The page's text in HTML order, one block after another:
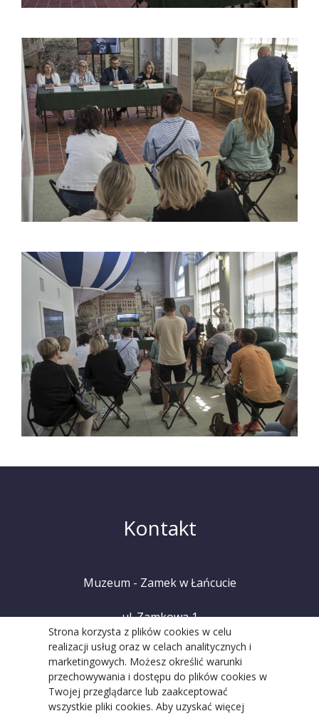
Strona korzysta z plików cookies w celu
realizacji usług oraz w celach analitycznych i
marketingowych. Możesz określić warunki
przechowywania i dostępu do plików cookies w
Twojej przeglądarce lub zaakceptować
wszystkie pliki cookies. Aby uzyskać więcej
Kontakt
Muzeum - Zamek w Łańcucie
ul. Zamkowa 1
37-100 Łańcut
tel. +48 (17) 225 20 08